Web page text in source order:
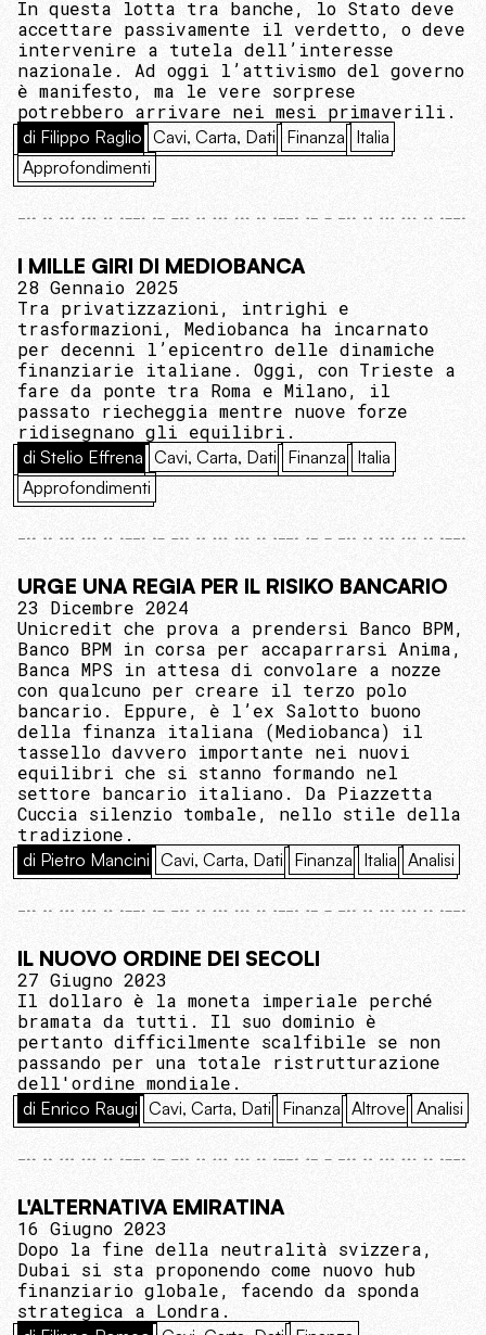
In questa lotta tra banche, lo Stato deve
accettare passivamente il verdetto, o deve
intervenire a tutela dell’interesse
nazionale. Ad oggi l’attivismo del governo
è manifesto, ma le vere sorprese
potrebbero arrivare nei mesi primaverili.
di Filippo Raglio Cavi, Carta, Dati Finanza Italia
Approfondimenti
I MILLE GIRI DI MEDIOBANCA
28 Gennaio 2025
Tra privatizzazioni, intrighi e
trasformazioni, Mediobanca ha incarnato
per decenni l’epicentro delle dinamiche
finanziarie italiane. Oggi, con Trieste a
fare da ponte tra Roma e Milano, il
passato riecheggia mentre nuove forze
ridisegnano gli equilibri.
di Stelio Effrena Cavi, Carta, Dati Finanza Italia
Approfondimenti
URGE UNA REGIA PER IL RISIKO BANCARIO
23 Dicembre 2024
Unicredit che prova a prendersi Banco BPM,
Banco BPM in corsa per accaparrarsi Anima,
Banca MPS in attesa di convolare a nozze
con qualcuno per creare il terzo polo
bancario. Eppure, è l’ex Salotto buono
della finanza italiana (Mediobanca) il
tassello davvero importante nei nuovi
equilibri che si stanno formando nel
settore bancario italiano. Da Piazzetta
Cuccia silenzio tombale, nello stile della
tradizione.
di Pietro Mancini Cavi, Carta, Dati Finanza Italia Analisi
IL NUOVO ORDINE DEI SECOLI
27 Giugno 2023
Il dollaro è la moneta imperiale perché
bramata da tutti. Il suo dominio è
pertanto difficilmente scalfibile se non
passando per una totale ristrutturazione
dell'ordine mondiale.
di Enrico Raugi Cavi, Carta, Dati Finanza Altrove Analisi
L'ALTERNATIVA EMIRATINA
16 Giugno 2023
Dopo la fine della neutralità svizzera,
Dubai si sta proponendo come nuovo hub
finanziario globale, facendo da sponda
strategica a Londra.